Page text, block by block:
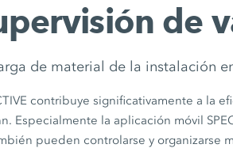
de
de material de la instalación
contribuye significativamente a la
Especialmente la aplicación móvil
pueden controlarse y organizarse